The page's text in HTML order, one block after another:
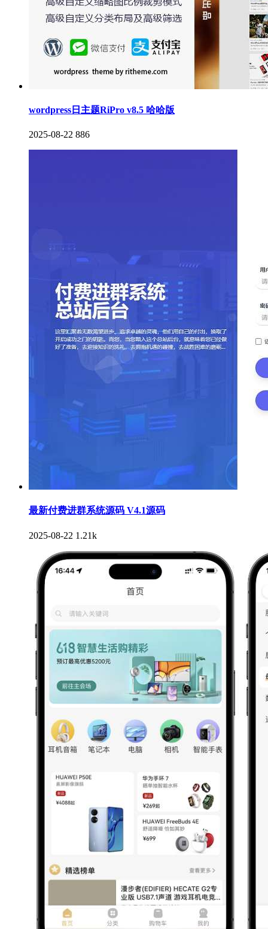
wordpress日主题RiPro v8.5 哈哈版
2025-08-22 886
最新付费进群系统源码 V4.1源码
2025-08-22 1.21k